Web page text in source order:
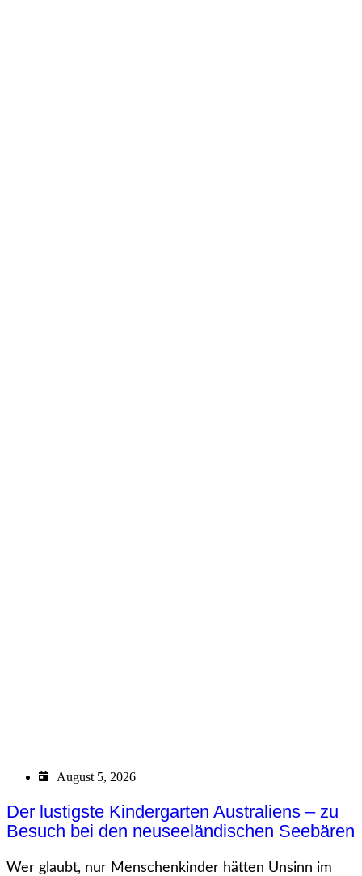
August 5, 2026
Der lustigste Kindergarten Australiens – zu
Besuch bei den neuseeländischen Seebären
Wer glaubt, nur Menschenkinder hätten Unsinn im